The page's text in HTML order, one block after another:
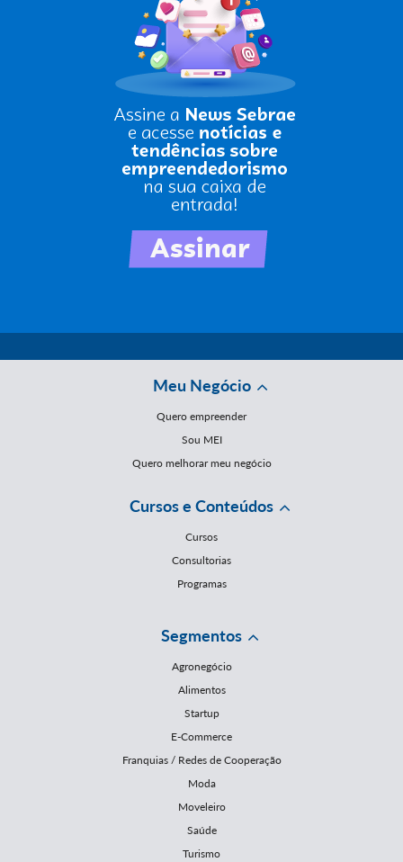
Meu Negócio
Quero empreender
Sou MEI
Quero melhorar meu negócio
Cursos e Conteúdos
Cursos
Consultorias
Programas
Segmentos
Agronegócio
Alimentos
Startup
E-Commerce
Franquias / Redes de Cooperação
Moda
Moveleiro
Saúde
Turismo